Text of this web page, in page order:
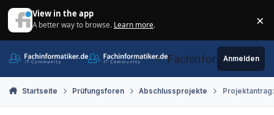
View in the app
A better way to browse. Learn more. ×
Fachinformatiker.de
Anmelden
Startseite Prüfungsforen Abschlussprojekte